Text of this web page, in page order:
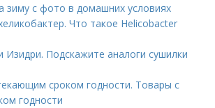
зиму с фото в домашних условиях
Что такое Helicobacter
Изидри. Подскажите аналоги сушилки
сроком годности. Товары с
годности